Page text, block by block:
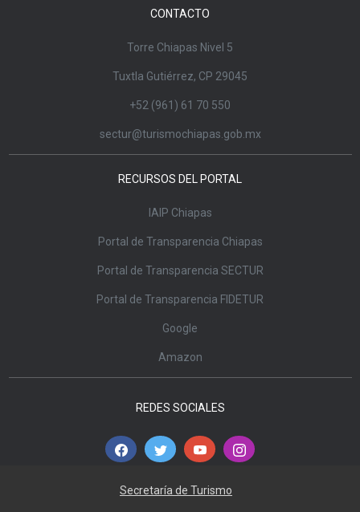
CONTACTO
Torre Chiapas Nivel 5
Tuxtla Gutiérrez, CP 29045
+52 (961) 61 70 550
sectur@turismochiapas.gob.mx
RECURSOS DEL PORTAL
IAIP Chiapas
Portal de Transparencia Chiapas
Portal de Transparencia SECTUR
Portal de Transparencia FIDETUR
Google
Amazon
REDES SOCIALES
Secretaría de Turismo